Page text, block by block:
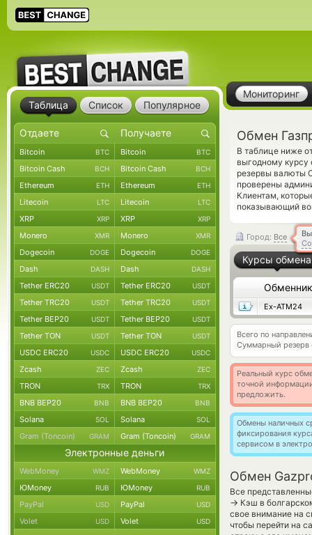
Мониторинг
Обмен
В таблице ниже
выгодному курсу
резервы валюты
проверены
Клиентам,
показывающий
Город: Все
Курсы обмена
Обменник
Ex-ATM24
Всего по
Суммарный резерв
Реальный курс
точной
предложить.
Обмены наличных
фиксирования
сервисом в
Обмен
Все
→ Кэш в
свое внимание на
чтобы перейти на
Таблица Список Популярное
Bitcoin BTC Bitcoin BTC
Bitcoin Cash BCH Bitcoin Cash BCH
Ethereum ETH Ethereum ETH
Litecoin LTC Litecoin LTC
XRP XRP XRP XRP
Monero XMR Monero XMR
Dogecoin DOGE Dogecoin DOGE
Dash DASH Dash DASH
Tether ERC20 USDT Tether ERC20 USDT
Tether TRC20 USDT Tether TRC20 USDT
Tether BEP20 USDT Tether BEP20 USDT
Tether TON USDT Tether TON USDT
USDC ERC20 USDC USDC ERC20 USDC
Zcash ZEC Zcash ZEC
TRON TRX TRON TRX
BNB BEP20 BNB BNB BEP20 BNB
Solana SOL Solana SOL
Gram (Toncoin) GRAM Gram (Toncoin) GRAM
Электронные деньги
WebMoney WMZ WebMoney WMZ
ЮMoney RUB ЮMoney RUB
PayPal USD PayPal USD
Volet USD Volet USD